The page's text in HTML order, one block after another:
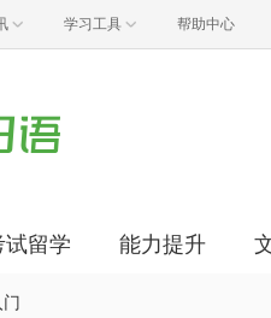
学习工具 帮助中心
试留学 能力提升
门